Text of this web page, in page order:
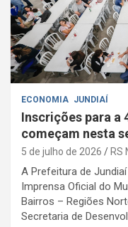
ECONOMIA JUNDIAÍ
Inscrições para a
começam nesta
5 de julho de 2026 RS
A Prefeitura de
Imprensa Oficial do
Bairros – Regiões
Secretaria de